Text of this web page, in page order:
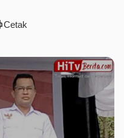
Cetak